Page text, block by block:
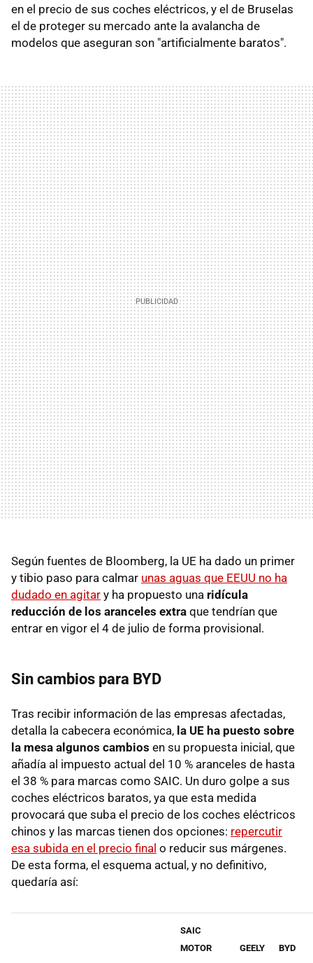
en el precio de sus coches eléctricos, y el de Bruselas
el de proteger su mercado ante la avalancha de
modelos que aseguran son "artificialmente baratos".
Según fuentes de Bloomberg, la UE ha dado un primer
y tibio paso para calmar unas aguas que EEUU no ha
dudado en agitar y ha propuesto una ridícula
reducción de los aranceles extra que tendrían que
entrar en vigor el 4 de julio de forma provisional.
Sin cambios para BYD
Tras recibir información de las empresas afectadas,
detalla la cabecera económica, la UE ha puesto sobre
la mesa algunos cambios en su propuesta inicial, que
añadía al impuesto actual del 10 % aranceles de hasta
el 38 % para marcas como SAIC. Un duro golpe a sus
coches eléctricos baratos, ya que esta medida
provocará que suba el precio de los coches eléctricos
chinos y las marcas tienen dos opciones: repercutir
esa subida en el precio final o reducir sus márgenes.
De esta forma, el esquema actual, y no definitivo,
quedaría así:
SAIC
MOTOR
GEELY BYD